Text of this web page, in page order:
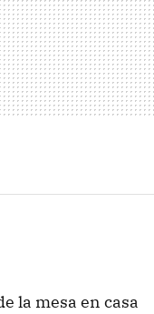
la mesa en casa